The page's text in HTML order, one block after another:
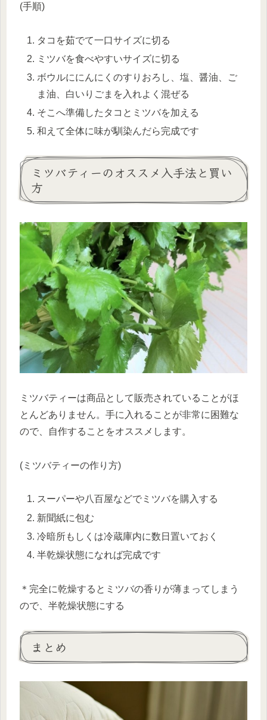
(手順)
タコを茹でて一口サイズに切る
ミツバを食べやすいサイズに切る
ボウルににんにくのすりおろし、塩、醤油、ご
ま油、白いりごまを入れよく混ぜる
そこへ準備したタコとミツバを加える
和えて全体に味が馴染んだら完成です
ミツバティーのオススメ入手法と買い
方
ミツバティーは商品として販売されていることがほ
とんどありません。手に入れることが非常に困難な
ので、自作することをオススメします。
(ミツバティーの作り方)
スーパーや八百屋などでミツバを購入する
新聞紙に包む
冷暗所もしくは冷蔵庫内に数日置いておく
半乾燥状態になれば完成です
＊完全に乾燥するとミツバの香りが薄まってしまう
ので、半乾燥状態にする
まとめ